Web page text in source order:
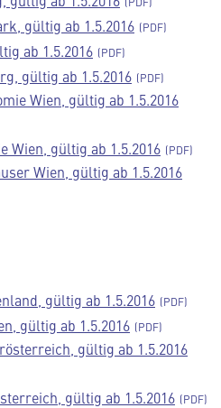
gültig ab 1.5.2016
ab 1.5.2016
gültig ab 1.5.2016
Wien, gültig ab 1.5.2016
Wien, gültig ab 1.5.2016
Wien, gültig ab 1.5.2016
gültig ab 1.5.2016
gültig ab 1.5.2016
gültig ab 1.5.2016
gültig ab 1.5.2016